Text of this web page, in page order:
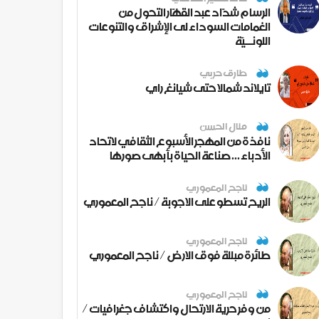
الرسام شدّاد عبد القهّار التحول من
الغمامات السوداء لى الإشراق والتنوعات
اللونــيّة
طارق حربي
تايلاند شمالا حتى شيانغ راي
منال الحسن
نافذة من المهجر الأسبوع الثقافي لاتحاد
الأدباء ... صناعة الحياة بأبهى صورها
ناجح المعموري
الريح تسطو على الاجوبة / ناجح المعموري
ناجح المعموري
طائرة مبللة فوق الارض / ناجح المعموري
ناجح المعموري
من وفر حرية الارتحال واكتشاف جغرافيات /